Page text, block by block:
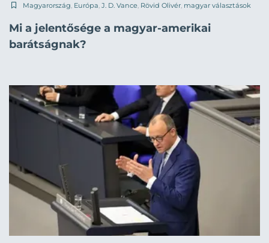
Magyarország Európa J. D. Vance Rövid Olivér magyar választások
Mi a jelentősége a magyar-amerikai
barátságnak?